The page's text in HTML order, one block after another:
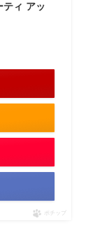
ティ アッ
ポチップ